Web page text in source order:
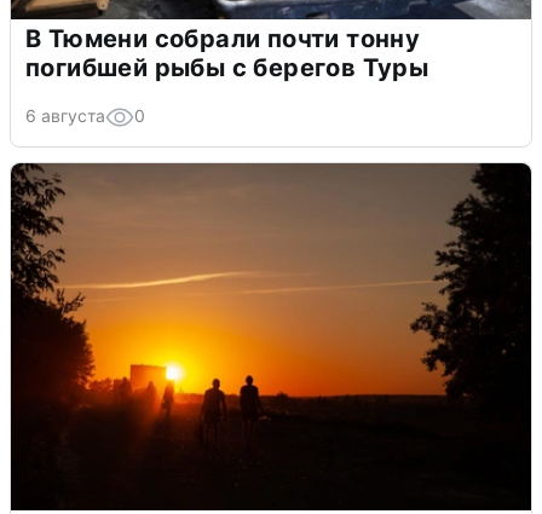
В Тюмени собрали почти тонну
погибшей рыбы с берегов Туры
6 августа 0